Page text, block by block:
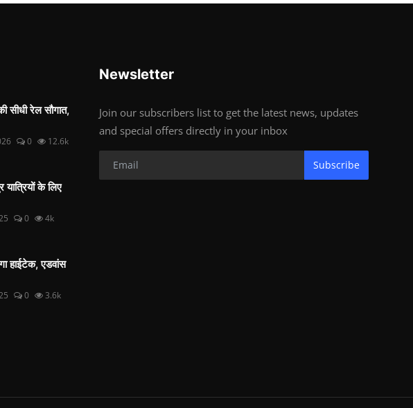
सीधी रेल सौगात,
0 12.6k
यात्रियों के लिए
0 4k
हाईटेक, एडवांस
0 3.6k
Newsletter
Join our subscribers list to get the latest news, updates
and special offers directly in your inbox
Subscribe